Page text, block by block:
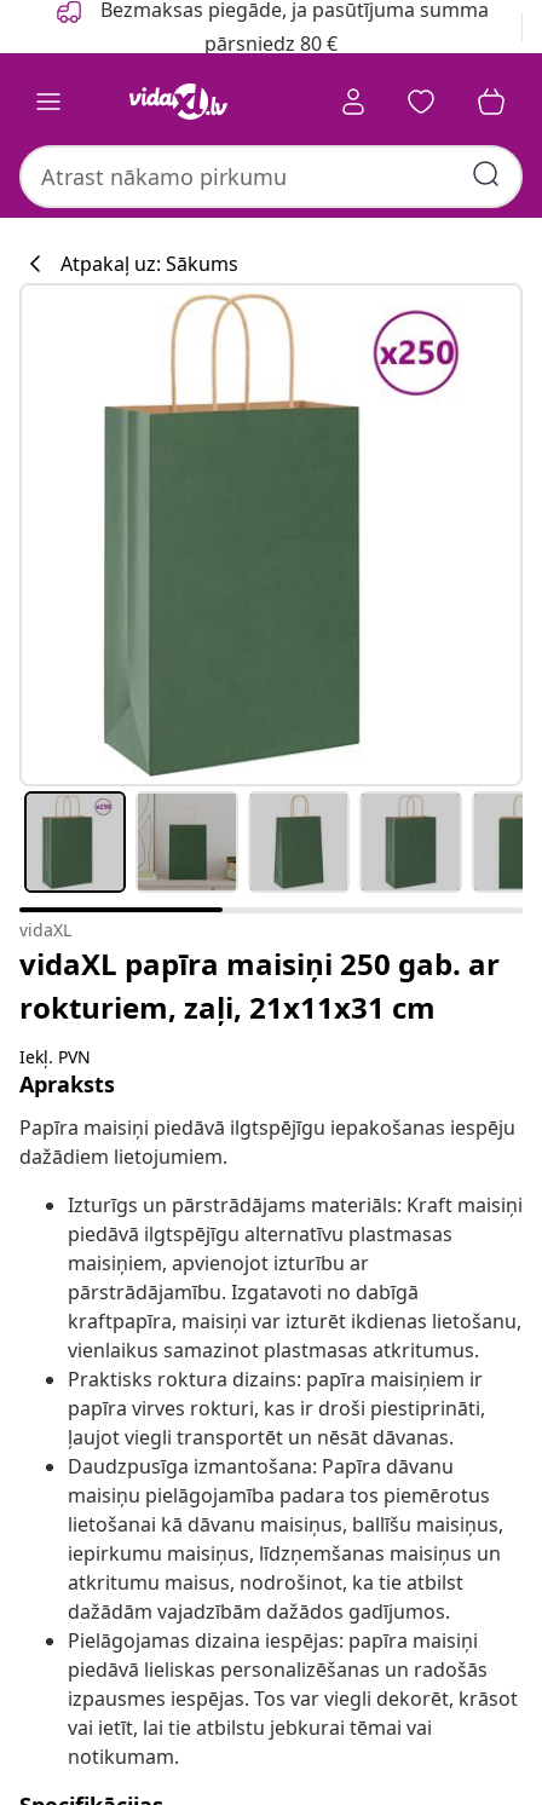
Bezmaksas piegāde, ja pasūtījuma summa
pārsniedz 80 €
Atpakaļ uz: Sākums
vidaXL
vidaXL papīra maisiņi 250 gab. ar
rokturiem, zaļi, 21x11x31 cm
Iekļ. PVN
Apraksts
Papīra maisiņi piedāvā ilgtspējīgu iepakošanas iespēju
dažādiem lietojumiem.
Izturīgs un pārstrādājams materiāls: Kraft maisiņi
piedāvā ilgtspējīgu alternatīvu plastmasas
maisiņiem, apvienojot izturību ar
pārstrādājamību. Izgatavoti no dabīgā
kraftpapīra, maisiņi var izturēt ikdienas lietošanu,
vienlaikus samazinot plastmasas atkritumus.
Praktisks roktura dizains: papīra maisiņiem ir
papīra virves rokturi, kas ir droši piestiprināti,
ļaujot viegli transportēt un nēsāt dāvanas.
Daudzpusīga izmantošana: Papīra dāvanu
maisiņu pielāgojamība padara tos piemērotus
lietošanai kā dāvanu maisiņus, ballīšu maisiņus,
iepirkumu maisiņus, līdzņemšanas maisiņus un
atkritumu maisus, nodrošinot, ka tie atbilst
dažādām vajadzībām dažādos gadījumos.
Pielāgojamas dizaina iespējas: papīra maisiņi
piedāvā lieliskas personalizēšanas un radošās
izpausmes iespējas. Tos var viegli dekorēt, krāsot
vai ietīt, lai tie atbilstu jebkurai tēmai vai
notikumam.